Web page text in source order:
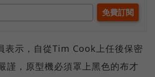
表示，自從Tim Cook上任後保密
謹，原型機必須罩上黑色的布才